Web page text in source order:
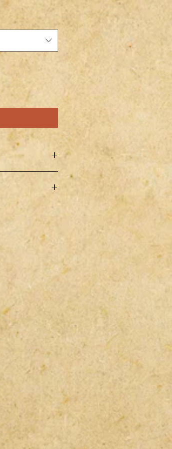
ので梱包中や配
および撮影され
ので、その辺り
来ない・間違っ
ム・ノーリター
を要する場合が
はお答えできま
。
して下さい。
発送ですが、そ
える為、気泡緩
場合も御座いま
べ梱包サイズが
る可能性がござ
くお願い致しま
一切保証致しま
所ではガスタン
ませんのでご了